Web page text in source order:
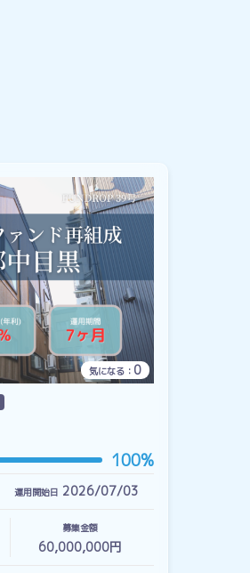
気になる： 0
100%
運用開始日 2026/07/03
募集金額
60,000,000円